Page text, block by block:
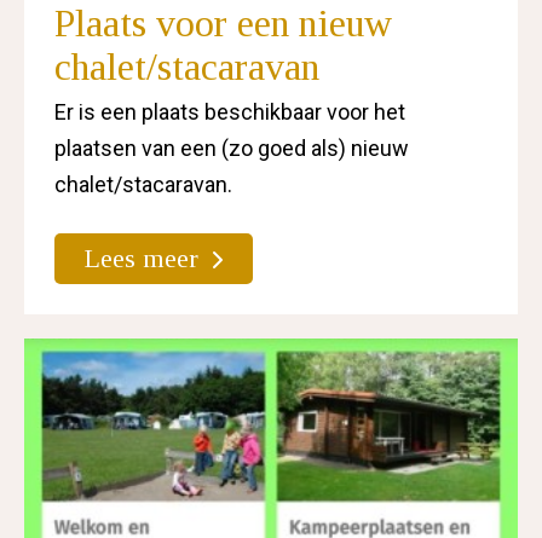
Plaats voor een nieuw
chalet/stacaravan
Er is een plaats beschikbaar voor het
plaatsen van een (zo goed als) nieuw
chalet/stacaravan.
Lees meer